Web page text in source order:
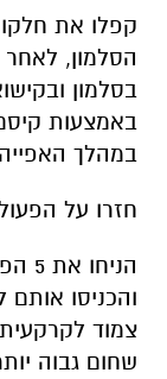
קפלו את
הסלמון,
בסלמון
באמצעות
במהלך
חזרו על הפעולה עם 4 עלי
והכניסו
צמוד
שחום גבוה